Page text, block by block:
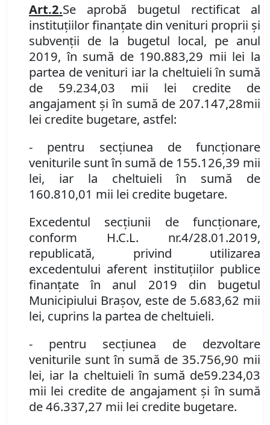
Art.2.Se aprobă bugetul rectificat al
instituţiilor finanţate din venituri proprii şi
subvenţii de la bugetul local, pe anul
2019, în sumă de 190.883,29 mii lei la
partea de venituri iar la cheltuieli în sumă
de 59.234,03 mii lei credite de
angajament și în sumă de 207.147,28mii
lei credite bugetare, astfel:
- pentru secţiunea de funcţionare
veniturile sunt în sumă de 155.126,39 mii
lei, iar la cheltuieli în sumă de
160.810,01 mii lei credite bugetare.
Excedentul secţiunii de funcţionare,
conform H.C.L. nr.4/28.01.2019,
republicată, privind utilizarea
excedentului aferent instituţiilor publice
finanţate în anul 2019 din bugetul
Municipiului Braşov, este de 5.683,62 mii
lei, cuprins la partea de cheltuieli.
- pentru secţiunea de dezvoltare
veniturile sunt în sumă de 35.756,90 mii
lei, iar la cheltuieli în sumă de59.234,03
mii lei credite de angajament și în sumă
de 46.337,27 mii lei credite bugetare.